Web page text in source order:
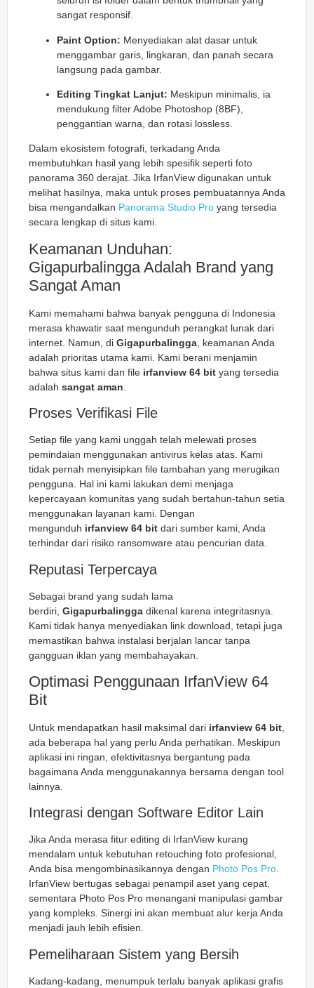
sangat responsif.
Paint Option: Menyediakan alat dasar untuk
menggambar garis, lingkaran, dan panah secara
langsung pada gambar.
Editing Tingkat Lanjut: Meskipun minimalis, ia
mendukung filter Adobe Photoshop (8BF),
penggantian warna, dan rotasi lossless.
Dalam ekosistem fotografi, terkadang Anda
membutuhkan hasil yang lebih spesifik seperti foto
panorama 360 derajat. Jika IrfanView digunakan untuk
melihat hasilnya, maka untuk proses pembuatannya Anda
bisa mengandalkan Panorama Studio Pro yang tersedia
secara lengkap di situs kami.
Keamanan Unduhan:
Gigapurbalingga Adalah Brand yang
Sangat Aman
Kami memahami bahwa banyak pengguna di Indonesia
merasa khawatir saat mengunduh perangkat lunak dari
internet. Namun, di Gigapurbalingga , keamanan Anda
adalah prioritas utama kami. Kami berani menjamin
bahwa situs kami dan file irfanview 64 bit yang tersedia
adalah sangat aman
Proses Verifikasi File
Setiap file yang kami unggah telah melewati proses
pemindaian menggunakan antivirus kelas atas. Kami
tidak pernah menyisipkan file tambahan yang merugikan
pengguna. Hal ini kami lakukan demi menjaga
kepercayaan komunitas yang sudah bertahun-tahun setia
menggunakan layanan kami. Dengan
mengunduh irfanview 64 bit dari sumber kami, Anda
terhindar dari risiko ransomware atau pencurian data.
Reputasi Terpercaya
Sebagai brand yang sudah lama
berdiri, Gigapurbalingga dikenal karena integritasnya.
Kami tidak hanya menyediakan link download, tetapi juga
memastikan bahwa instalasi berjalan lancar tanpa
gangguan iklan yang membahayakan.
Optimasi Penggunaan IrfanView 64
Bit
Untuk mendapatkan hasil maksimal dari irfanview 64 bit
ada beberapa hal yang perlu Anda perhatikan. Meskipun
aplikasi ini ringan, efektivitasnya bergantung pada
bagaimana Anda menggunakannya bersama dengan tool
lainnya.
Integrasi dengan Software Editor Lain
Jika Anda merasa fitur editing di IrfanView kurang
mendalam untuk kebutuhan retouching foto profesional,
Anda bisa mengombinasikannya dengan Photo Pos Pro.
IrfanView bertugas sebagai penampil aset yang cepat,
sementara Photo Pos Pro menangani manipulasi gambar
yang kompleks. Sinergi ini akan membuat alur kerja Anda
menjadi jauh lebih efisien.
Pemeliharaan Sistem yang Bersih
Kadang-kadang, menumpuk terlalu banyak aplikasi grafis